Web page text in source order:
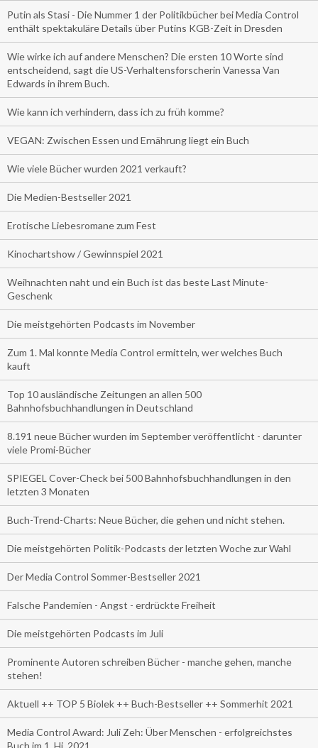
Putin als Stasi - Die Nummer 1 der Politikbücher bei Media Control
enthält spektakuläre Details über Putins KGB-Zeit in Dresden
Wie wirke ich auf andere Menschen? Die ersten 10 Worte sind
entscheidend, sagt die US-Verhaltensforscherin Vanessa Van
Edwards in ihrem Buch.
Wie kann ich verhindern, dass ich zu früh komme?
VEGAN: Zwischen Essen und Ernährung liegt ein Buch
Wie viele Bücher wurden 2021 verkauft?
Die Medien-Bestseller 2021
Erotische Liebesromane zum Fest
Kinochartshow / Gewinnspiel 2021
Weihnachten naht und ein Buch ist das beste Last Minute-
Geschenk
Die meistgehörten Podcasts im November
Zum 1. Mal konnte Media Control ermitteln, wer welches Buch
kauft
Top 10 ausländische Zeitungen an allen 500
Bahnhofsbuchhandlungen in Deutschland
8.191 neue Bücher wurden im September veröffentlicht - darunter
viele Promi-Bücher
SPIEGEL Cover-Check bei 500 Bahnhofsbuchhandlungen in den
letzten 3 Monaten
Buch-Trend-Charts: Neue Bücher, die gehen und nicht stehen.
Die meistgehörten Politik-Podcasts der letzten Woche zur Wahl
Der Media Control Sommer-Bestseller 2021
Falsche Pandemien - Angst - erdrückte Freiheit
Die meistgehörten Podcasts im Juli
Prominente Autoren schreiben Bücher - manche gehen, manche
stehen!
Aktuell ++ TOP 5 Biolek ++ Buch-Bestseller ++ Sommerhit 2021
Media Control Award: Juli Zeh: Über Menschen - erfolgreichstes
Buch im 1. Hj. 2021